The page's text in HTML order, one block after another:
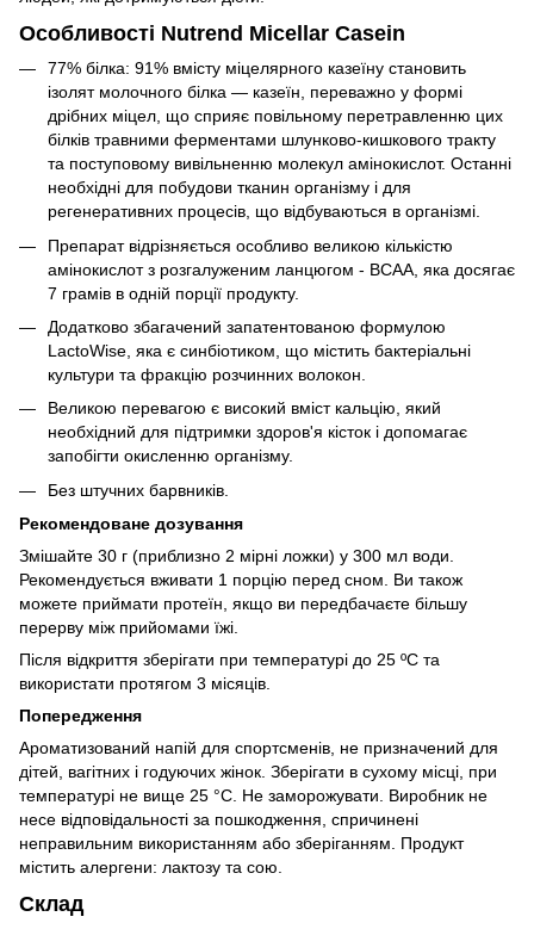
Особливості Nutrend Micellar Casein
77% білка: 91% вмісту міцелярного казеїну становить
ізолят молочного білка — казеїн, переважно у формі
дрібних міцел, що сприяє повільному перетравленню цих
білків травними ферментами шлунково-кишкового тракту
та поступовому вивільненню молекул амінокислот. Останні
необхідні для побудови тканин організму і для
регенеративних процесів, що відбуваються в організмі.
Препарат відрізняється особливо великою кількістю
амінокислот з розгалуженим ланцюгом - BCAA, яка досягає
7 грамів в одній порції продукту.
Додатково збагачений запатентованою формулою
LactoWise, яка є синбіотиком, що містить бактеріальні
культури та фракцію розчинних волокон.
Великою перевагою є високий вміст кальцію, який
необхідний для підтримки здоров'я кісток і допомагає
запобігти окисленню організму.
Без штучних барвників.
Рекомендоване дозування
Змішайте 30 г (приблизно 2 мірні ложки) у 300 мл води.
Рекомендується вживати 1 порцію перед сном. Ви також
можете приймати протеїн, якщо ви передбачаєте більшу
перерву між прийомами їжі.
Після відкриття зберігати при температурі до 25 ºC та
використати протягом 3 місяців.
Попередження
Ароматизований напій для спортсменів, не призначений для
дітей, вагітних і годуючих жінок. Зберігати в сухому місці, при
температурі не вище 25 °C. Не заморожувати. Виробник не
несе відповідальності за пошкодження, спричинені
неправильним використанням або зберіганням. Продукт
містить алергени: лактозу та сою.
Склад